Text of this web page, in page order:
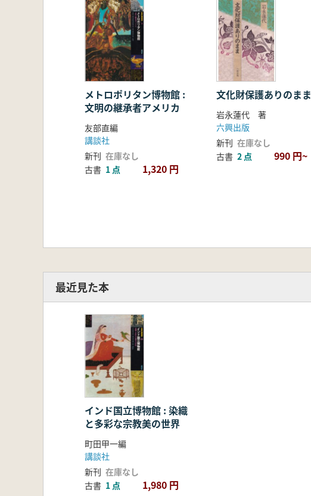
メトロポリタン博物館 :
文明の継承者アメリカ
友部直編
講談社
新刊 在庫なし
古書 1 点 1,320 円
文化財保護ありのまま
岩永蓮代 著
六興出版
新刊 在庫なし
古書 2 点 990 円~
最近見た本
インド国立博物館 : 染織
と多彩な宗教美の世界
町田甲一編
講談社
新刊 在庫なし
古書 1 点 1,980 円